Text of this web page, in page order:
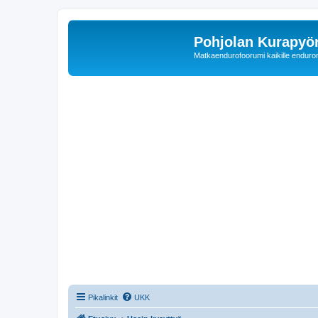
Pohjolan
Matkaendurofoorumi kaikille
Pikalinkit UKK